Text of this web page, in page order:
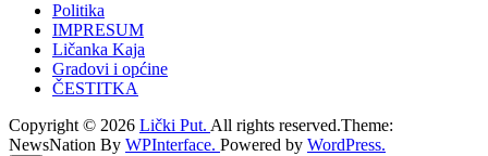
Politika
IMPRESUM
Ličanka Kaja
Gradovi i općine
ČESTITKA
Copyright © 2026 Lički Put. All rights reserved.Theme:
NewsNation By WPInterface. Powered by WordPress.